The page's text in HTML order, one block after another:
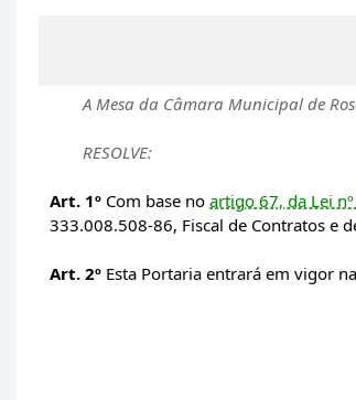
A Mesa da Câmara Municipal de
RESOLVE:
Art. 1º Com base no artigo 67, da Lei
333.008.508-86, Fiscal de Contratos e
Art. 2º Esta Portaria entrará em vigor